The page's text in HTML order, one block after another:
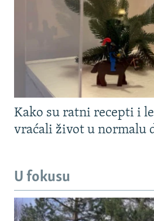
Kako su ratni recepti i
vraćali život u normalu
U fokusu